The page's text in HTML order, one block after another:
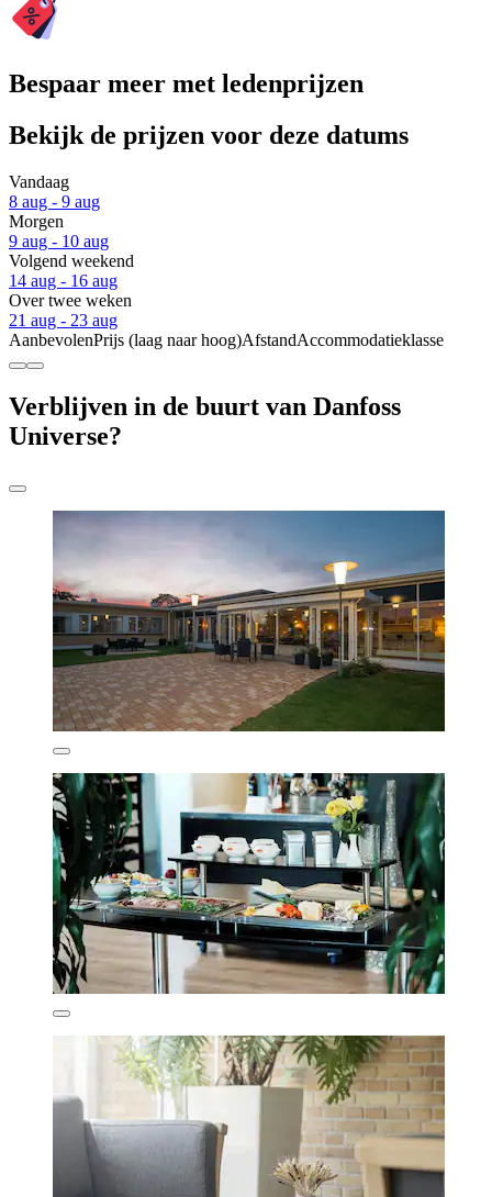
Bespaar meer met ledenprijzen
Bekijk de prijzen voor deze datums
Vandaag
8 aug - 9 aug
Morgen
9 aug - 10 aug
Volgend weekend
14 aug - 16 aug
Over twee weken
21 aug - 23 aug
AanbevolenPrijs (laag naar hoog)AfstandAccommodatieklasse
Verblijven in de buurt van Danfoss
Universe?